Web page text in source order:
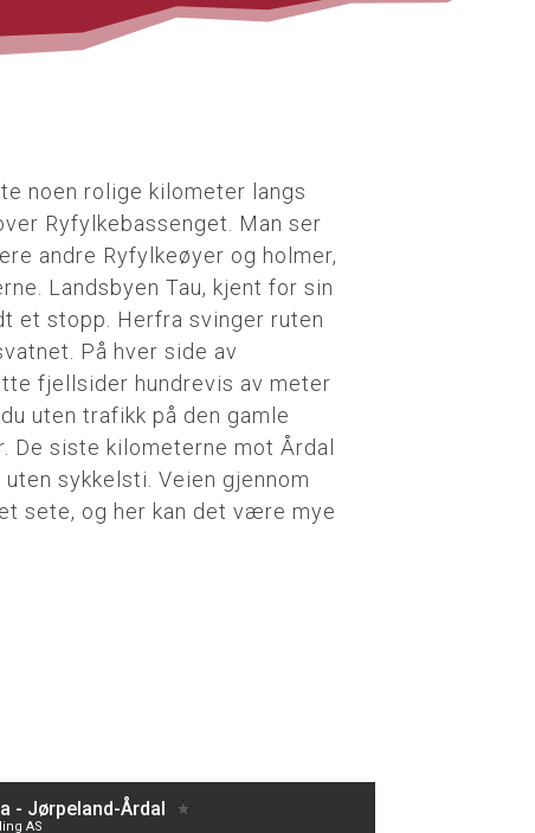
noen rolige kilometer langs
Ryfylkebassenget. Man ser
andre Ryfylkeøyer og holmer,
Landsbyen Tau, kjent for sin
et stopp. Herfra svinger ruten
På hver side av
fjellsider hundrevis av meter
uten trafikk på den gamle
De siste kilometerne mot Årdal
sykkelsti. Veien gjennom
sete, og her kan det være mye